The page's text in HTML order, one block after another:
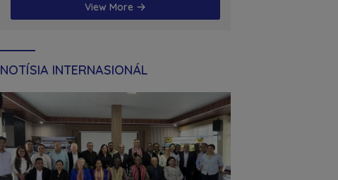
View More
NOTÍSIA INTERNASIONÁL